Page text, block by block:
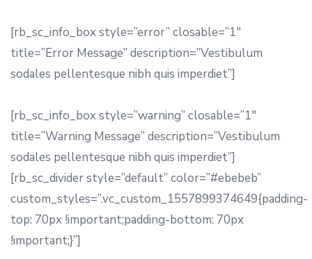
[rb_sc_info_box style=”error” closable=”1″
title=”Error Message” description=”Vestibulum
sodales pellentesque nibh quis imperdiet”]
[rb_sc_info_box style=”warning” closable=”1″
title=”Warning Message” description=”Vestibulum
sodales pellentesque nibh quis imperdiet”]
[rb_sc_divider style=”default” color=”#ebebeb”
custom_styles=”.vc_custom_1557899374649{padding-
top: 70px !important;padding-bottom: 70px
!important;}”]